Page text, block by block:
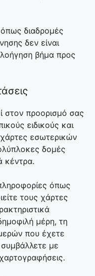
διαδρομές
δεν είναι
βήμα προς
στον προορισμό σας
ειδικούς και
εσωτερικών
δομές
κέντρα.
όπως
τους χάρτες
μέρη, τη
που έχετε
με